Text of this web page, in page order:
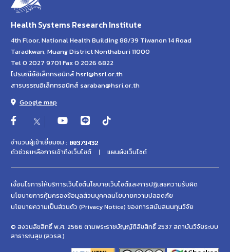
Health Systems Research Institute
4th Floor, National Health Building 88/39 Tiwanon 14 Road
Taradkwan, Muang District Nonthaburi 11000
Tel 0 2027 9701 Fax 0 2026 6822
ไปรษณีย์อิเล็กทรอนิกส์ hsri@hsri.or.th
สารบรรณอิเล็กทรอนิกส์ saraban@hsri.or.th
Google map
จำนวนผู้เข้าเยี่ยมชม :
ตัวช่วยเหลือการเข้าถึงเว็บไซต์
แผนผังเว็บไซต์
เงื่อนไขการให้บริการเว็บไซต์นโยบายเว็บไซต์และการปฏิเสธความรับผิด
นโยบายการคุ้มครองข้อมูลส่วนบุคคลนโยบายความปลอดภัย
นโยบายความเป็นส่วนตัว (Privacy Notice) ของการสนับสนนทุนวิจัย
© สงวนลิขสิทธิ์ พ.ศ. 2566 ตามพระราชบัญญัติลิขสิทธิ์ 2537 สถาบันวิจัยระบบ
สาธารณสุข (สวรส.)